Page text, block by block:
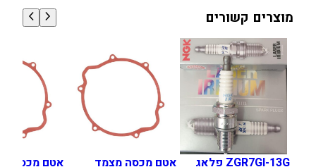
S
מוצרים קשורים
ZGR7GI-13G פלאג
אטם מכסה מצמד
אטם מכסה